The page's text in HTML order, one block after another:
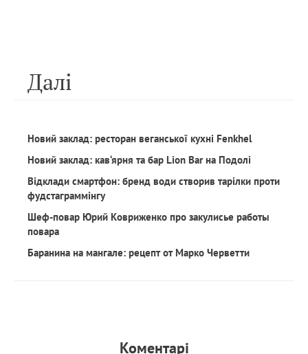
Далi
Новий заклад: ресторан веганської кухні Fenkhel
Новий заклад: кав‘ярня та бар Lion Bar на Подолі
Відклади смартфон: бренд води створив тарілки проти
фудстаграммінгу
Шеф-повар Юрий Ковриженко про закулисье работы
повара
Баранина на мангале: рецепт от Марко Черветти
Коментарi